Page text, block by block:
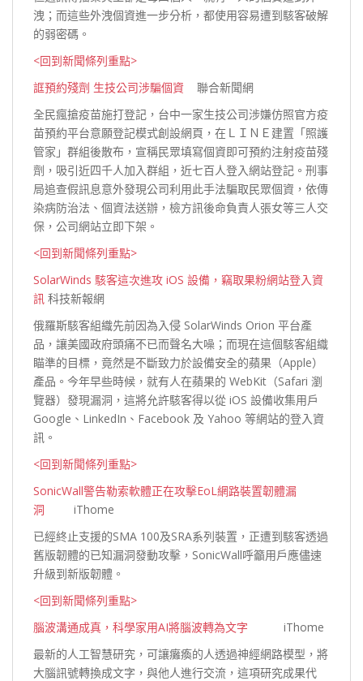
洩；而這些外洩個資進一步分析，都使用容易遭到駭客破解
的弱密碼。
<回到新聞條列重點>
誆預約殘劑 生技公司涉騙個資 聯合新聞網
全民瘋搶疫苗施打登記，台中一家生技公司涉嫌仿照官方疫
苗預約平台意願登記模式創設網頁，在ＬＩＮＥ建置「照護
管家」群組後散布，宣稱民眾填寫個資即可預約注射疫苗殘
劑，吸引近四千人加入群組，近七百人登入網站登記。刑事
局追查假訊息意外發現公司利用此手法騙取民眾個資，依傳
染病防治法、個資法送辦，檢方訊後命負責人張女等三人交
保，公司網站立即下架。
<回到新聞條列重點>
SolarWinds 駭客這次進攻 iOS 設備，竊取果粉網站登入資
訊 科技新報網
俄羅斯駭客組織先前因為入侵 SolarWinds Orion 平台產
品，讓美國政府頭痛不已而聲名大噪；而現在這個駭客組織
瞄準的目標，竟然是不斷致力於設備安全的蘋果（Apple）
產品。今年早些時候，就有人在蘋果的 WebKit（Safari 瀏
覽器）發現漏洞，這將允許駭客得以從 iOS 設備收集用戶
Google、LinkedIn、Facebook 及 Yahoo 等網站的登入資
訊。
<回到新聞條列重點>
SonicWall警告勒索軟體正在攻擊EoL網路裝置韌體漏
洞 iThome
已經終止支援的SMA 100及SRA系列裝置，正遭到駭客透過
舊版韌體的已知漏洞發動攻擊，SonicWall呼籲用戶應儘速
升級到新版韌體。
<回到新聞條列重點>
腦波溝通成真，科學家用AI將腦波轉為文字 iThome
最新的人工智慧研究，可讓癱瘓的人透過神經網路模型，將
大腦訊號轉換成文字，與他人進行交流，這項研究成果代